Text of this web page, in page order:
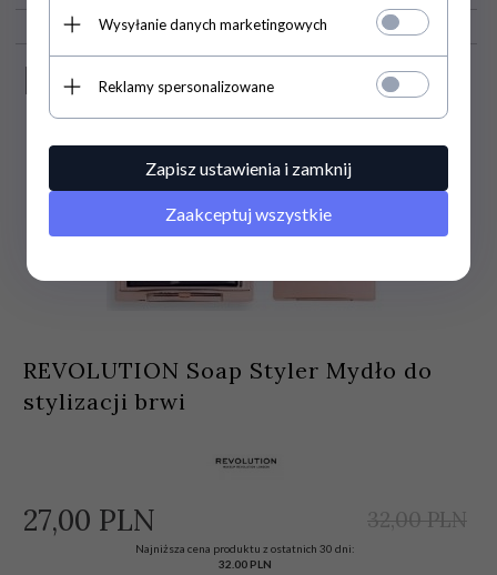
PROMOCJA
REVOLUTION Soap Styler Mydło do
stylizacji brwi
27,00 PLN 32,00 PLN
Najniższa cena produktu z ostatnich 30 dni:
32.00 PLN
Wysyłanie danych marketingowych
Reklamy spersonalizowane
Zapisz ustawienia i zamknij
Zaakceptuj wszystkie